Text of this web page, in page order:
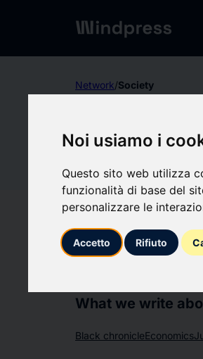
Noi usiamo i
Questo sito web utilizza
funzionalità di base del
personalizzare le
Accetto Rifiuto
Network/Society
CO
favorite
What we write
Black chronicleEconomics